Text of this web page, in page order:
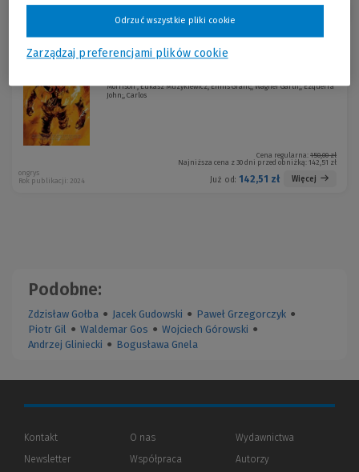
Morrison , Łukasz Muzykiewicz, Ennis Grant;, Wagner Garth;, Ezquerra
John;, Carlos
Cena regularna: 150,00 zł
Najniższa cena z 30 dni przed obniżką: 142,51 zł
Już od: 142,51 zł Więcej
ongrys
Rok publikacji: 2024
Podobne:
Zdzisław Gołba ● Jacek Gudowski ● Paweł Grzegorczyk ●
Piotr Gil ● Waldemar Gos ● Wojciech Górowski ●
Andrzej Gliniecki ● Bogusława Gnela
Kontakt
Newsletter
O nas
Współpraca
Wydawnictwa
Autorzy
Zarządzaj preferencjami plików cookie
Odrzuć wszystkie pliki cookie